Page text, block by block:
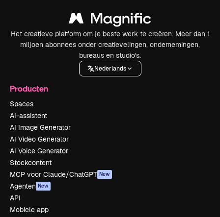
Het creatieve platform om je beste werk te creëren. Meer dan 1
miljoen abonnees onder creatievelingen, ondernemingen,
bureaus en studio's.
Nederlands
Producten
Spaces
AI-assistent
AI Image Generator
AI Video Generator
AI Voice Generator
Stockcontent
MCP voor Claude/ChatGPT New
Agenten New
API
Mobiele app